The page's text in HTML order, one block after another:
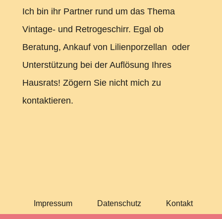
Ich bin ihr Partner rund um das Thema
Vintage- und Retrogeschirr. Egal ob
Beratung, Ankauf von Lilienporzellan oder
Unterstützung bei der Auflösung Ihres
Hausrats! Zögern Sie nicht mich zu
kontaktieren.
Impressum Datenschutz Kontakt